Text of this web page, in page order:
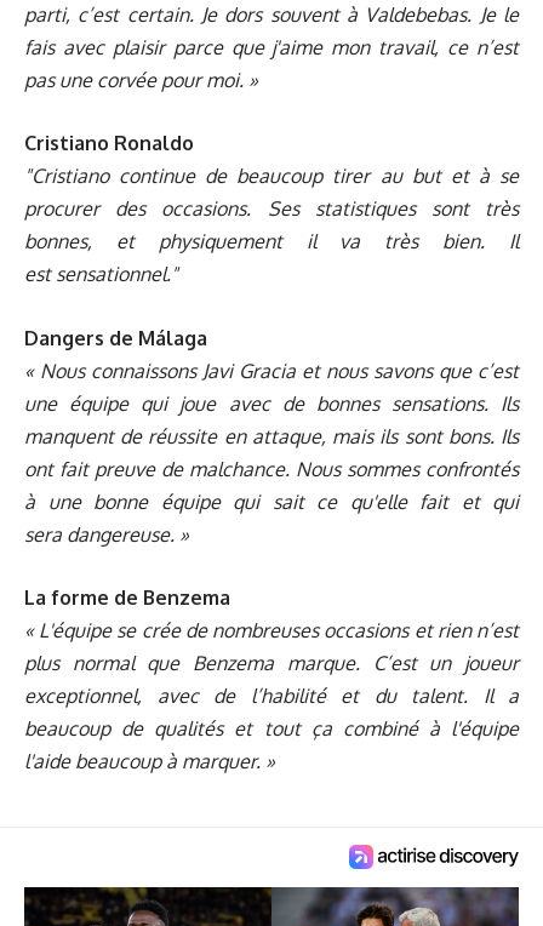
parti, c’est certain. Je dors souvent à Valdebebas. Je le
fais avec plaisir parce que j'aime mon travail, ce n’est
pas une corvée pour moi. »
Cristiano Ronaldo
"Cristiano continue de beaucoup tirer au but et à se
procurer des occasions. Ses statistiques sont très
bonnes, et physiquement il va très bien. Il
est sensationnel."
Dangers de Málaga
« Nous connaissons Javi Gracia et nous savons que c’est
une équipe qui joue avec de bonnes sensations. Ils
manquent de réussite en attaque, mais ils sont bons. Ils
ont fait preuve de malchance. Nous sommes confrontés
à une bonne équipe qui sait ce qu'elle fait et qui
sera dangereuse. »
La forme de Benzema
« L'équipe se crée de nombreuses occasions et rien n’est
plus normal que Benzema marque. C’est un joueur
exceptionnel, avec de l’habilité et du talent. Il a
beaucoup de qualités et tout ça combiné à l'équipe
l'aide beaucoup à marquer. »